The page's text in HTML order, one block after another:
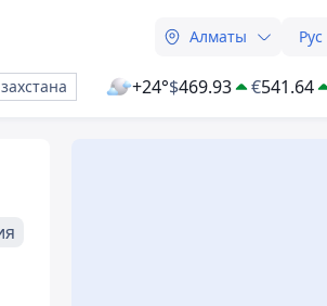
Алматы Рус
+24°$469.93 €541.64